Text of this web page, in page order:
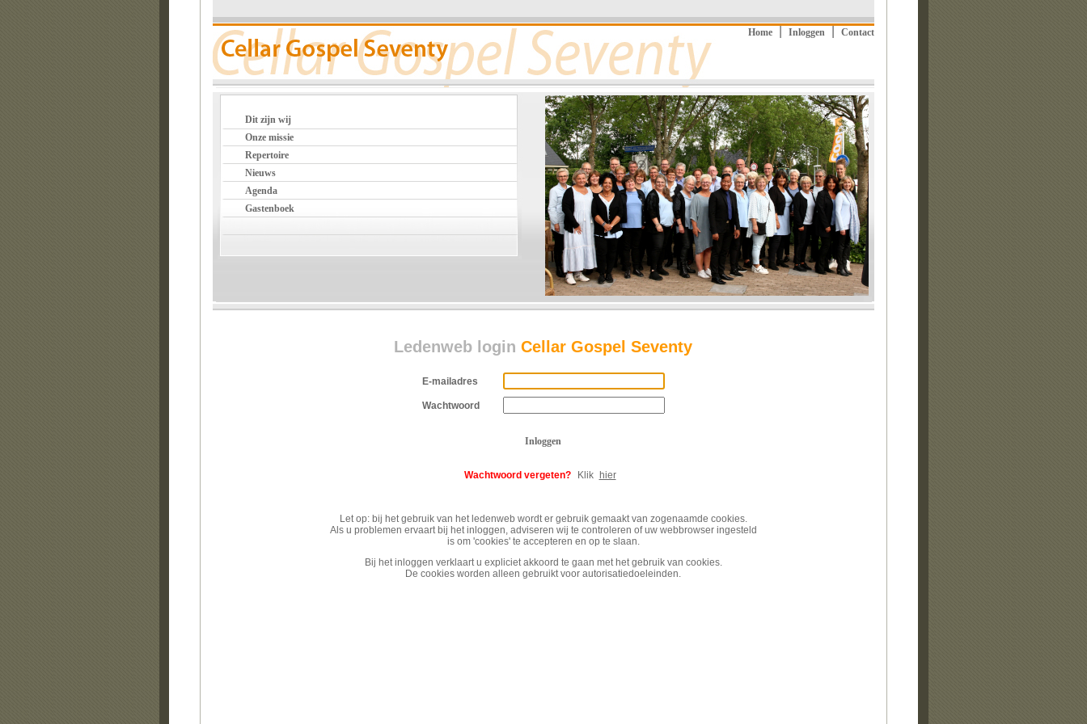
Home Inloggen Contact
Dit zijn wij
Onze missie
Repertoire
Nieuws
Agenda
Gastenboek
Ledenweb login Cellar Gospel Seventy
E-mailadres
Wachtwoord
Inloggen
Wachtwoord vergeten? Klik hier
Let op: bij het gebruik van het ledenweb wordt er gebruik gemaakt van zogenaamde cookies.
Als u problemen ervaart bij het inloggen, adviseren wij te controleren of uw webbrowser ingesteld
is om 'cookies' te accepteren en op te slaan.
Bij het inloggen verklaart u expliciet akkoord te gaan met het gebruik van cookies.
De cookies worden alleen gebruikt voor autorisatiedoeleinden.